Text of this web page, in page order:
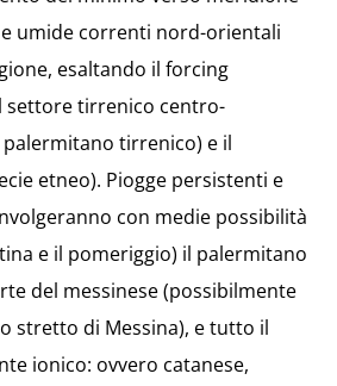
umide correnti nord-orientali
esaltando il forcing
settore tirrenico centro-
tirrenico) e il
etneo). Piogge persistenti e
con medie possibilità
e il pomeriggio) il palermitano
del messinese (possibilmente
stretto di Messina), e tutto il
ionico: ovvero catanese,